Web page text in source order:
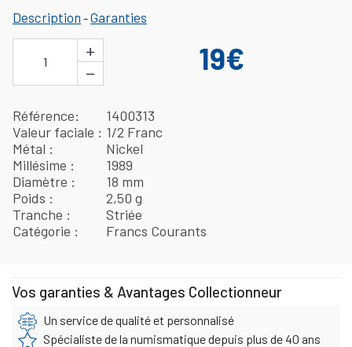
Description -Garanties
1
+
−
19€
Référence
1400313
Valeur faciale
1/2 Franc
Métal
Nickel
Millésime
1989
Diamètre
18 mm
Poids
2,50 g
Tranche
Striée
Catégorie
Francs Courants
Vos garanties & Avantages Collectionneur
Un service de qualité et personnalisé
Spécialiste de la numismatique depuis plus de 40 ans